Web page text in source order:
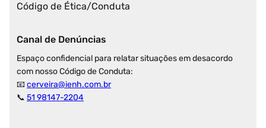
Código de Ética/Conduta
Canal de Denúncias
Espaço confidencial para relatar situações em desacordo
com nosso Código de Conduta:
📧cerveira@ienh.com.br
📞 51 98147-2204